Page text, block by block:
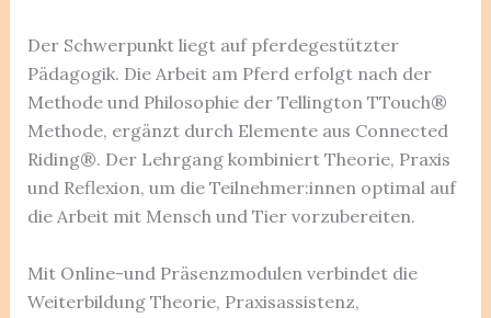
Der Schwerpunkt liegt auf pferdegestützter
Pädagogik. Die Arbeit am Pferd erfolgt nach der
Methode und Philosophie der Tellington TTouch®
Methode, ergänzt durch Elemente aus Connected
Riding®. Der Lehrgang kombiniert Theorie, Praxis
und Reflexion, um die Teilnehmer:innen optimal auf
die Arbeit mit Mensch und Tier vorzubereiten.
Mit Online-und Präsenzmodulen verbindet die
Weiterbildung Theorie, Praxisassistenz,